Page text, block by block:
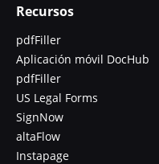
Recursos
pdfFiller
Aplicación móvil DocHub
pdfFiller
US Legal Forms
SignNow
altaFlow
Instapage